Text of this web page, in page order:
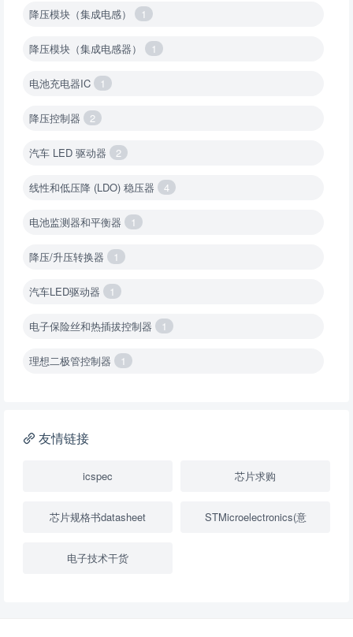
降压模块（集成电感） 1
降压模块（集成电感器） 1
电池充电器IC 1
降压控制器 2
汽车 LED 驱动器 2
线性和低压降 (LDO) 稳压器 4
电池监测器和平衡器 1
降压/升压转换器 1
汽车LED驱动器 1
电子保险丝和热插拔控制器 1
理想二极管控制器 1
降压转换器（继承开关）
USB隔离器 1
友情链接
icspec 芯片求购
芯片规格书datasheet STMicroelectronics(意
电子技术干货